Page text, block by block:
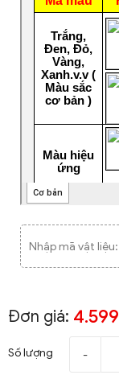
Nhập mã vật liệu:
Đơn giá:
Số lượng -